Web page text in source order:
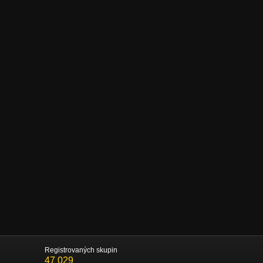
Registrovaných skupin
47 029